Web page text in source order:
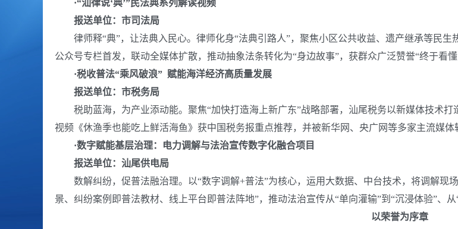
·“汕律说‘典’”民法典系列解读视频
报送单位：市司法局
律师释“典”，让法典入民心。 律师化身“法典引路人”，聚焦小区公共收益、遗产继承等民
公众号专栏首发，联动全媒体扩散，推动抽象法条转化为“身边故事”，获群众广泛赞誉“终于看
·税收普法“乘风破浪” 赋能海洋经济高质量发展
报送单位：市税务局
税助蓝海，为产业添动能。 聚焦“加快打造海上新广东”战略部署，汕尾税务以新媒体技术
视频《休渔季也能吃上鲜活海鱼》获中国税务报重点推荐，并被新华网、央广网等多家主流媒体
·数字赋能基层治理：电力调解与法治宣传数字化融合项目
报送单位：汕尾供电局
数解纠纷，促普法融治理。 以“数字调解+普法”为核心，运用大数据、中台技术，将调解现
景、纠纷案例即普法教材、线上平台即普法阵地”，推动法治宣传从“单向灌输”到“沉浸体验”、从
以荣誉为序章